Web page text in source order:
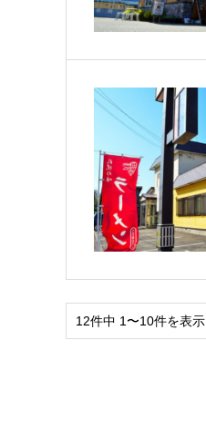
12件中 1〜10件を表示